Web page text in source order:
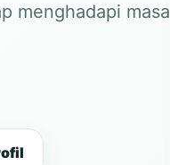
menghadapi masa